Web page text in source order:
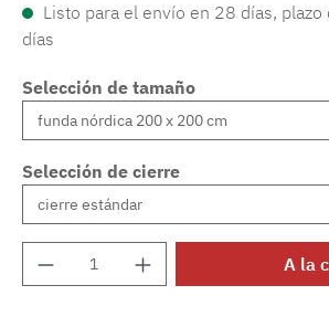
Listo para el envío en 28 días,
días
Selección de tamaño
Selección de cierre
Cantidad del producto: A la